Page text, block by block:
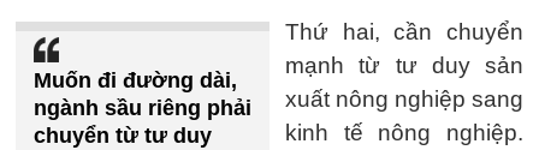
Muốn đi đường dài,
ngành sầu riêng phải
chuyển từ tư duy
Thứ hai, cần chuyển
mạnh từ tư duy sản
xuất nông nghiệp sang
kinh tế nông nghiệp.